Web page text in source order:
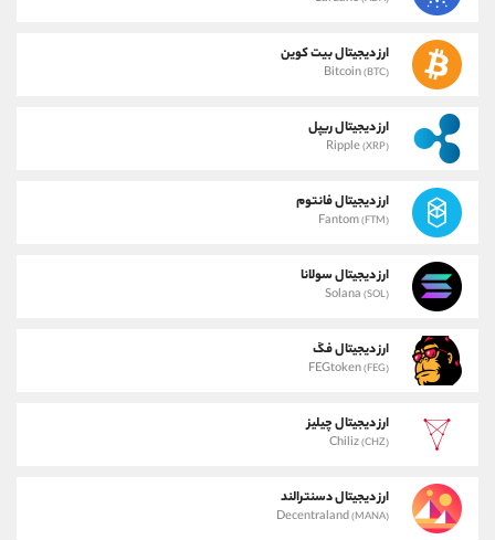
ارز دیجیتال بیت کوین
Bitcoin(BTC)
ارز دیجیتال ریپل
Ripple(XRP)
ارز دیجیتال فانتوم
Fantom(FTM)
ارز دیجیتال سولانا
Solana (SOL)
ارز دیجیتال فگ
FEGtoken(FEG)
ارز دیجیتال چیلیز
Chiliz(CHZ)
ارز دیجیتال دسنترالند
Decentraland(MANA)